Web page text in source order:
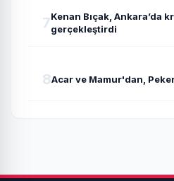
7Kenan Bıçak, Ankara’da
gerçekleştirdi
8Acar ve Mamur'dan,